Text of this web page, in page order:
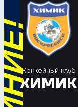
Хоккейный клуб
ХИМИК